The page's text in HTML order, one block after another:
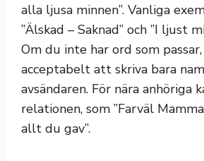
alla ljusa minnen”. Vanliga
”Älskad – Saknad” och ”I ljust
Om du inte har ord som
acceptabelt att skriva bara
avsändaren. För nära anhöriga
relationen, som ”Farväl
allt du gav”.